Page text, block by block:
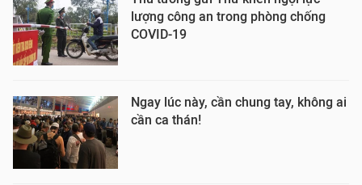
lượng công an trong phòng chống
COVID-19
Ngay lúc này, cần chung tay, không ai
cần ca thán!